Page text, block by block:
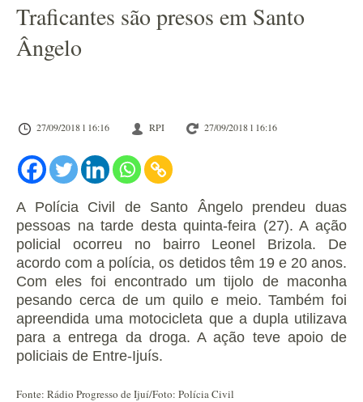
Traficantes são presos em Santo
Ângelo
27/09/2018 l 16:16 RPI 27/09/2018 l 16:16
A Polícia Civil de Santo Ângelo prendeu duas
pessoas na tarde desta quinta-feira (27). A ação
policial ocorreu no bairro Leonel Brizola. De
acordo com a polícia, os detidos têm 19 e 20 anos.
Com eles foi encontrado um tijolo de maconha
pesando cerca de um quilo e meio. Também foi
apreendida uma motocicleta que a dupla utilizava
para a entrega da droga. A ação teve apoio de
policiais de Entre-Ijuís.
Fonte: Rádio Progresso de Ijuí/Foto: Polícia Civil